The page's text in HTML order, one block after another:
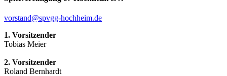
vorstand@spvgg-hochheim.de
1. Vorsitzender
Tobias Meier
2. Vorsitzender
Roland Bernhardt